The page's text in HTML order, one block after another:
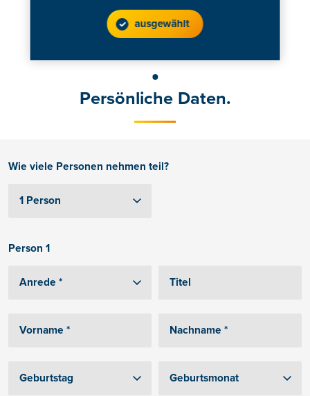
ausgewählt
Persönliche Daten.
Wie viele Personen nehmen teil?
Person 1